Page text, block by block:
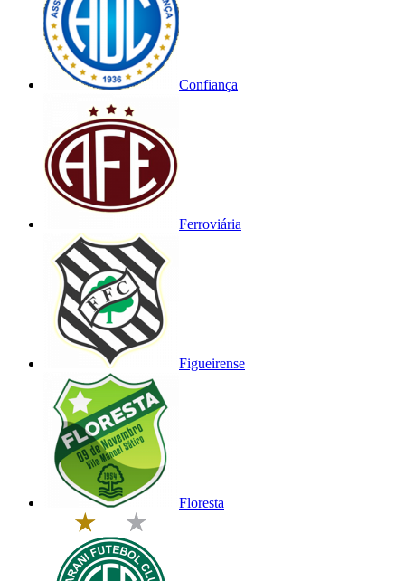
Confiança
Ferroviária
Figueirense
Floresta